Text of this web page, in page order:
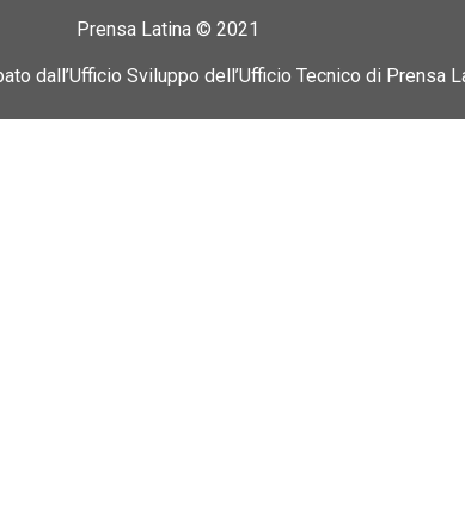
Prensa Latina © 2021
dall’Ufficio Sviluppo dell’Ufficio Tecnico di Prensa